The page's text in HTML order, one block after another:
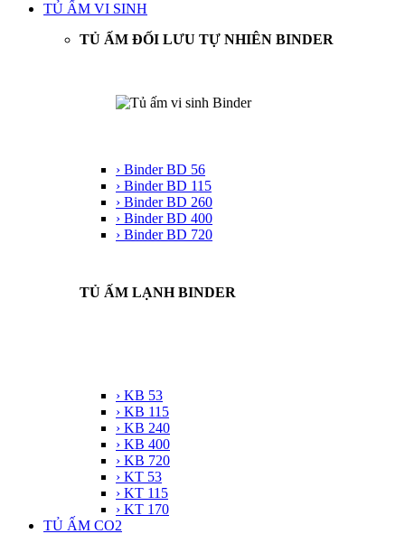
TỦ ẤM VI SINH
TỦ ẤM ĐỐI LƯU TỰ NHIÊN BINDER
› Binder BD 56
› Binder BD 115
› Binder BD 260
› Binder BD 400
› Binder BD 720
TỦ ẤM LẠNH BINDER
› KB 53
› KB 115
› KB 240
› KB 400
› KB 720
› KT 53
› KT 115
› KT 170
TỦ ẤM CO2